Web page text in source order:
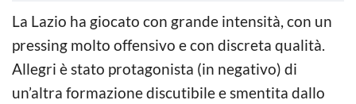
La Lazio ha giocato con grande intensità, con un
pressing molto offensivo e con discreta qualità.
Allegri è stato protagonista (in negativo) di
un’altra formazione discutibile e smentita dallo